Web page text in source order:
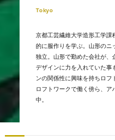
Tokyo
京都工芸繊維大学造形工学課
的に服作りを学ぶ。山形のニ
独立。山形で勤めた会社が、
デザインに力を入れていた事
ンの関係性に興味を持ちロフ
ロフトワークで働く傍ら、
中。